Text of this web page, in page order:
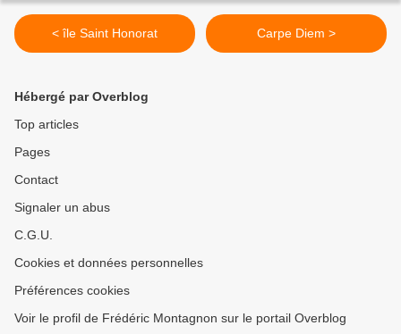
< île Saint Honorat Carpe Diem >
Hébergé par Overblog
Top articles
Pages
Contact
Signaler un abus
C.G.U.
Cookies et données personnelles
Préférences cookies
Voir le profil de Frédéric Montagnon sur le portail Overblog